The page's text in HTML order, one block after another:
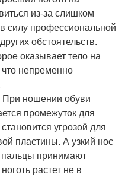
из-за слишком
силу профессиональной
обстоятельств.
оказывает тело на
непременно
При ношении обуви
промежуток для
угрозой для
пластины. А узкий нос
пальцы принимают
растет не в